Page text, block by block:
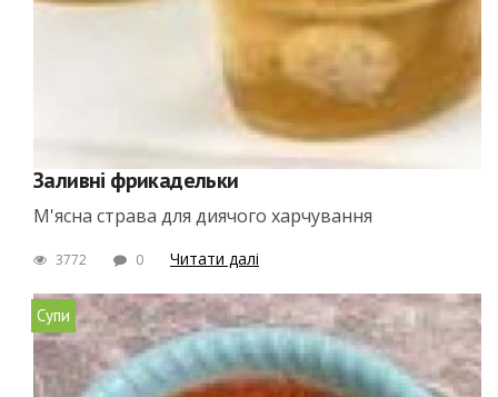
Заливні фрикадельки
М'ясна страва для диячого харчування
3772 0 Читати далі
Супи